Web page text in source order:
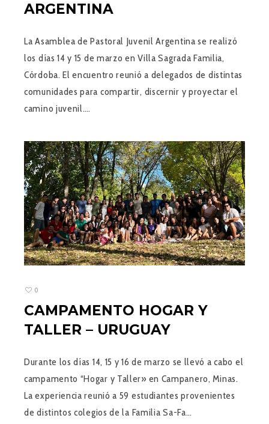
ARGENTINA
La Asamblea de Pastoral Juvenil Argentina se realizó
los días 14 y 15 de marzo en Villa Sagrada Familia,
Córdoba. El encuentro reunió a delegados de distintas
comunidades para compartir, discernir y proyectar el
camino juvenil.…
0
CAMPAMENTO HOGAR Y
TALLER – URUGUAY
Durante los días 14, 15 y 16 de marzo se llevó a cabo el
campamento “Hogar y Taller» en Campanero, Minas.
La experiencia reunió a 59 estudiantes provenientes
de distintos colegios de la Familia Sa-Fa…